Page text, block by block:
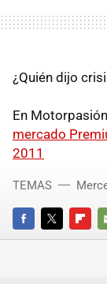
¿Quién dijo
En
mercado
2011
FACEBOOKTWITTER
TEMAS